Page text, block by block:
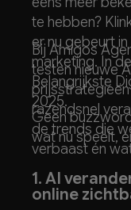
te hebben?
er nu gebeurt
marketing. In
Belangrijkste
2025.
Bij Amigos
testen nieuwe
razendsnel
de trends die
verbaast én
Geen
wat nú speelt,
1. AI
online